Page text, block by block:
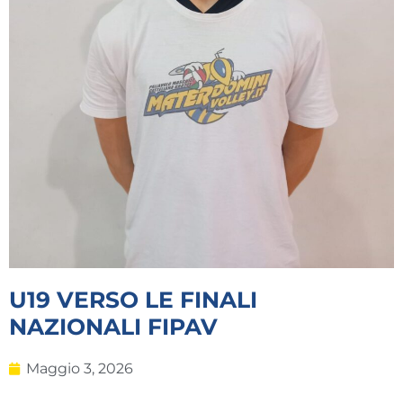
U19 VERSO LE FINALI
NAZIONALI FIPAV
Maggio 3, 2026